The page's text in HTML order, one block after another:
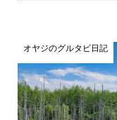
オヤジのグルタビ日記